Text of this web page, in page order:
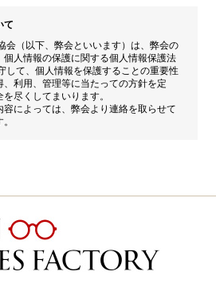
て
会（以下、弊会といいます）は、弊会の
人情報の保護に関する個人情報保護法
して、個人情報を保護することの重要性
利用、管理等に当たっての方針を定
尽くしてまいります。
によっては、弊会より連絡を取らせて